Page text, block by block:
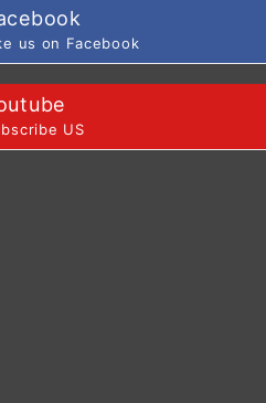
us on Facebook
US